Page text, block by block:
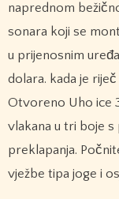
naprednom
sonara koji se
u prijenosnim
dolara. kada je
Otvoreno Uho ice
vlakana u tri boje
preklapanja.
vježbe tipa joge i